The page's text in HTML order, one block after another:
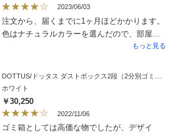
2023/06/03
注文から、届くまでに1ヶ月ほどかかります。
色はナチュラルカラーを選んだので、部屋が
明るくて良いです。仕上がった状態で届くの
がしっかりしています。
もっと見る
ホワイト
￥30,250
2022/11/06
ゴミ箱としては高価な物でしたが、デザイ